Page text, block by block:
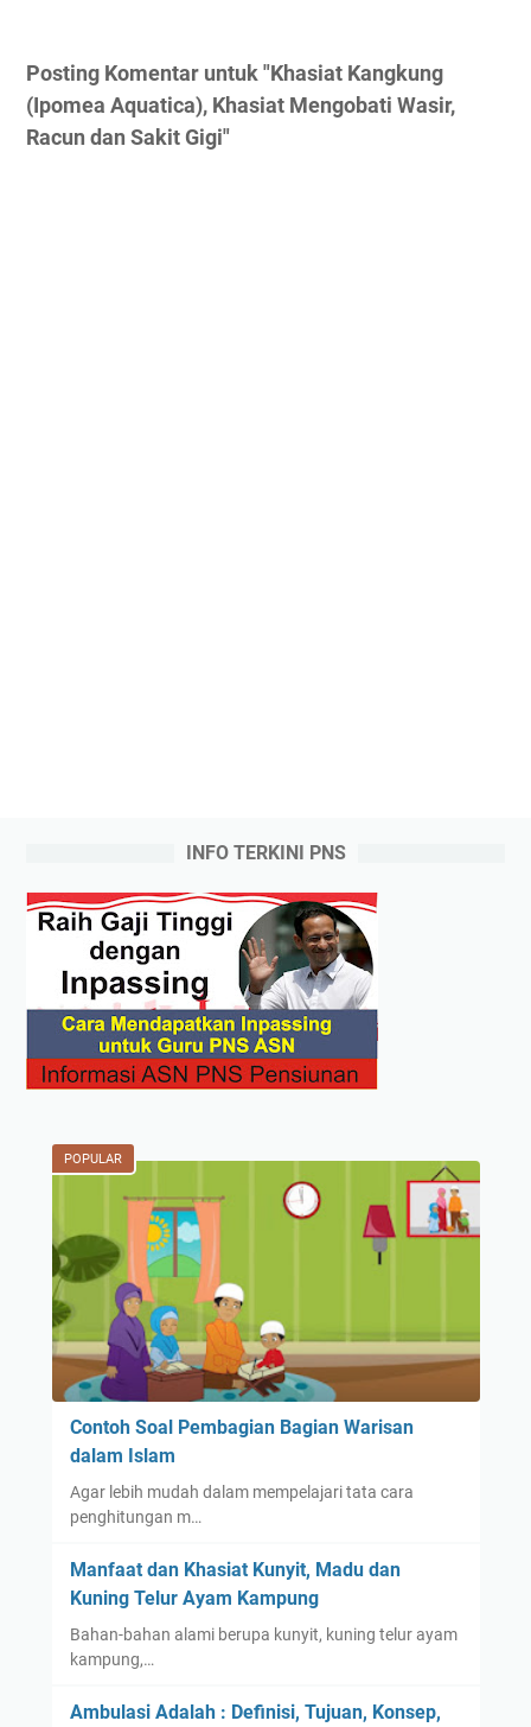
Posting Komentar untuk "Khasiat Kangkung
(Ipomea Aquatica), Khasiat Mengobati Wasir,
Racun dan Sakit Gigi"
INFO TERKINI PNS
POPULAR
Contoh Soal Pembagian Bagian Warisan
dalam Islam
Agar lebih mudah dalam mempelajari tata cara
penghitungan m…
Manfaat dan Khasiat Kunyit, Madu dan
Kuning Telur Ayam Kampung
Bahan-bahan alami berupa kunyit, kuning telur ayam
kampung,…
Ambulasi Adalah : Definisi, Tujuan, Konsep,